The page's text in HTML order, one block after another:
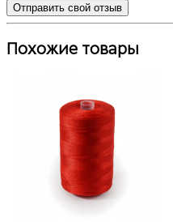
Отправить свой отзыв
Похожие товары